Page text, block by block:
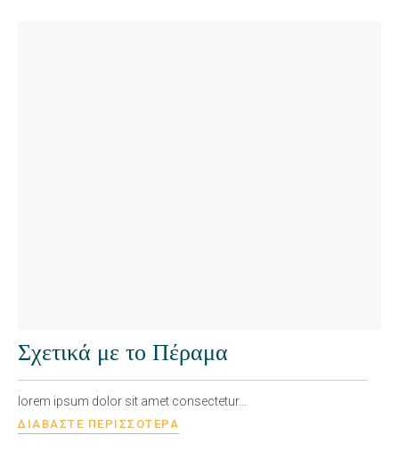
Σχετικά με το Πέραμα
lorem ipsum dolor sit amet consectetur...
ΔΙΑΒΆΣΤΕ ΠΕΡΙΣΣΌΤΕΡΑ